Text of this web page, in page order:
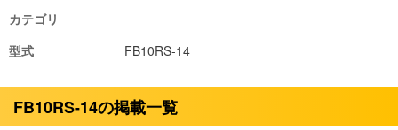
カテゴリ
型式
FB10RS-14
FB10RS-14の掲載一覧